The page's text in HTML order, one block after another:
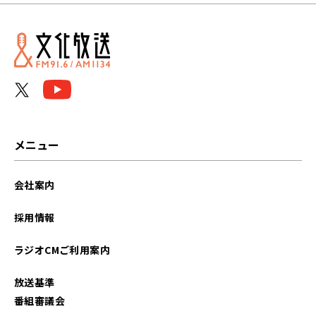
メニュー
会社案内
採用情報
ラジオCMご利用案内
放送基準
番組審議会